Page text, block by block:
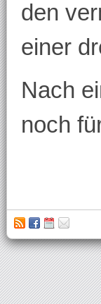
den
einer
Nach
noch